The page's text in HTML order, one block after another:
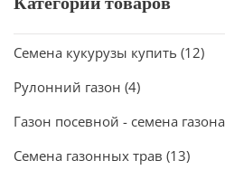
Семена кукурузы купить (12)
Рулонний газон (4)
Газон посевной - семена газона
Семена газонных трав (13)